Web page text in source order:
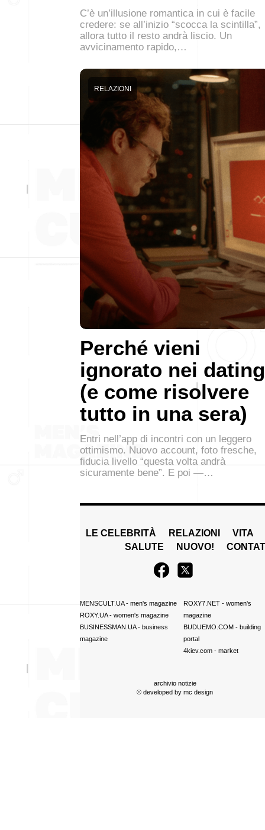
C’è un’illusione romantica in cui è facile
credere: se all’inizio “scocca la scintilla”,
allora tutto il resto andrà liscio. Un
avvicinamento rapido,…
Perché vieni
ignorato nei dating
(e come risolvere
tutto in una sera)
RELAZIONI
Entri nell’app di incontri con un leggero
ottimismo. Nuovo account, foto fresche,
fiducia livello “questa volta andrà
sicuramente bene”. E poi —…
LE CELEBRITÀ RELAZIONI
VITA
SALUTE
NUOVO!
MENSCULT.UA- men's magazine
ROXY.UA- women's magazine
BUSINESSMAN.UA- business
magazine
ROXY7.NET- women's
magazine
BUDUEMO.COM- building
portal
4kiev.com- market
archivio notizie
© developed by mc design